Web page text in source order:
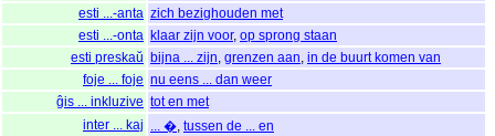
esti ...-anta zich bezighouden met
esti ...-onta klaar zijn voor, op sprong staan
esti preskaŭ bijna ... zijn grenzen aan in de buurt komen van
foje ... foje nu eens ... dan weer
ĝis ... inkluzive tot en met
inter ... kaj
... � tussen de ... en